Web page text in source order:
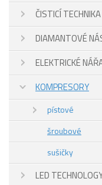
ČISTICÍ TECHNIKA
DIAMANTOVÉ
ELEKTRICKÉ
KOMPRESORY
pístové
šroubové
sušičky
LED